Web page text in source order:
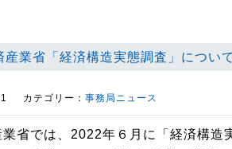
産業省「経済構造実態調査」について
カテゴリー： 事務局ニュース
省では、2022年６月に「経済構造